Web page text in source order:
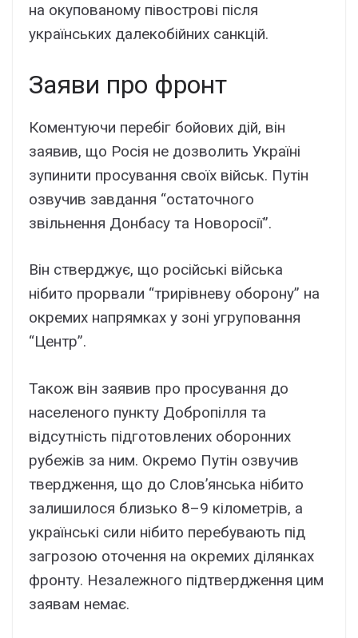
на окупованому півострові після
українських далекобійних санкцій.
Заяви про фронт
Коментуючи перебіг бойових дій, він
заявив, що Росія не дозволить Україні
зупинити просування своїх військ. Путін
озвучив завдання “остаточного
звільнення Донбасу та Новоросії”.
Він стверджує, що російські війська
нібито прорвали “трирівневу оборону” на
окремих напрямках у зоні угруповання
“Центр”.
Також він заявив про просування до
населеного пункту Добропілля та
відсутність підготовлених оборонних
рубежів за ним. Окремо Путін озвучив
твердження, що до Слов’янська нібито
залишилося близько 8–9 кілометрів, а
українські сили нібито перебувають під
загрозою оточення на окремих ділянках
фронту. Незалежного підтвердження цим
заявам немає.